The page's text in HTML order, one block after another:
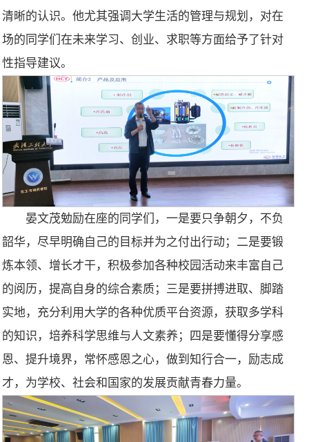
清晰的认识。他尤其强调大学生活的管理与规划，对在
场的同学们在未来学习、创业、求职等方面给予了针对
性指导建议。
晏文茂勉励在座的同学们，一是要只争朝夕，不负
韶华，尽早明确自己的目标并为之付出行动；二是要锻
炼本领、增长才干，积极参加各种校园活动来丰富自己
的阅历，提高自身的综合素质；三是要拼搏进取、脚踏
实地，充分利用大学的各种优质平台资源，获取多学科
的知识，培养科学思维与人文素养；四是要懂得分享感
恩、提升境界，常怀感恩之心，做到知行合一，励志成
才，为学校、社会和国家的发展贡献青春力量。